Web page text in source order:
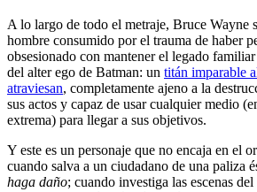
A lo largo de todo el metraje, Bruce Wayne
hombre consumido por el trauma de haber
obsesionado con mantener el legado
del alter ego de Batman: un titán imparable
atraviesan, completamente ajeno a la
sus actos y capaz de usar cualquier medio
extrema) para llegar a sus objetivos.
Y este es un personaje que no encaja en el
cuando salva a un ciudadano de una paliza
haga daño; cuando investiga las escenas